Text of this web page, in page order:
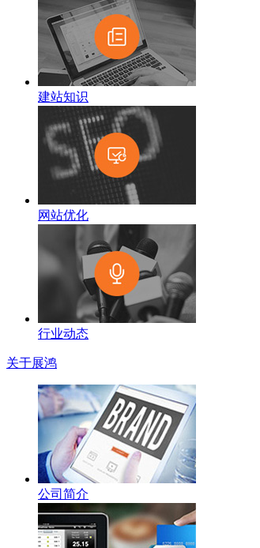
建站知识
网站优化
行业动态
关于展鸿
公司简介